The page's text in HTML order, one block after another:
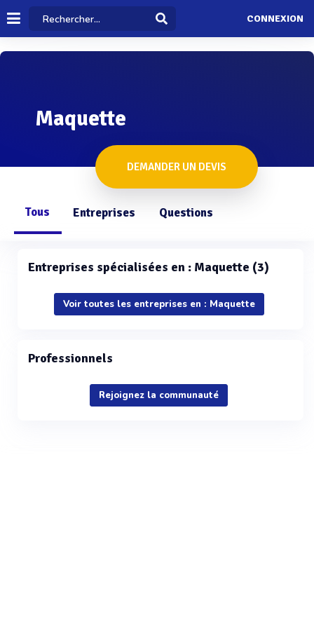
CONNEXION
Maquette
DEMANDER UN DEVIS
Tous Entreprises Questions
Entreprises spécialisées en : Maquette (3)
Voir toutes les entreprises en : Maquette
Professionnels
Rejoignez la communauté